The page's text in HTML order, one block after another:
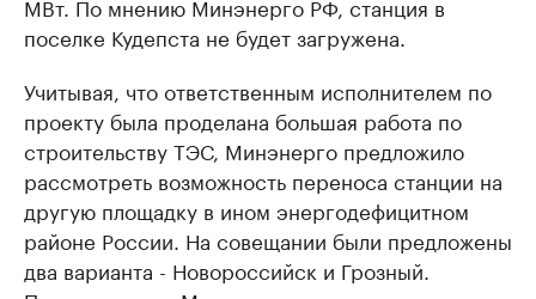
МВт. По мнению Минэнерго РФ, станция в
поселке Кудепста не будет загружена.
Учитывая, что ответственным исполнителем по
проекту была проделана большая работа по
строительству ТЭС, Минэнерго предложило
рассмотреть возможность переноса станции на
другую площадку в ином энергодефицитном
районе России. На совещании были предложены
два варианта - Новороссийск и Грозный.